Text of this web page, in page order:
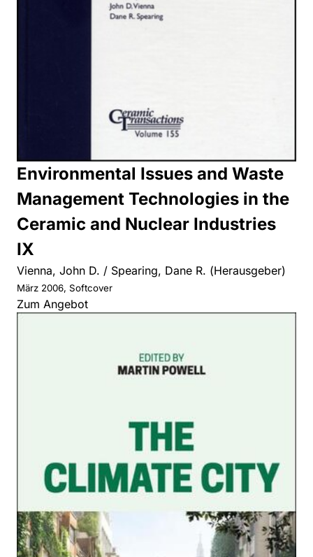
Environmental Issues and Waste
Management Technologies in the
Ceramic and Nuclear Industries
IX
Vienna, John D. / Spearing, Dane R. (Herausgeber)
März 2006, Softcover
Zum Angebot